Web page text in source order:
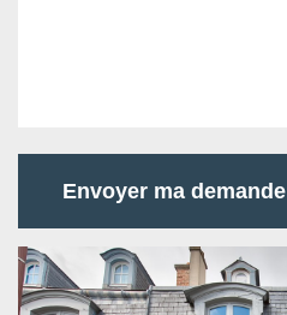
Envoyer ma demande